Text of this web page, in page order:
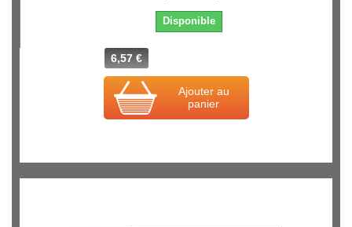
Disponible
6,57 €
Ajouter au
panier